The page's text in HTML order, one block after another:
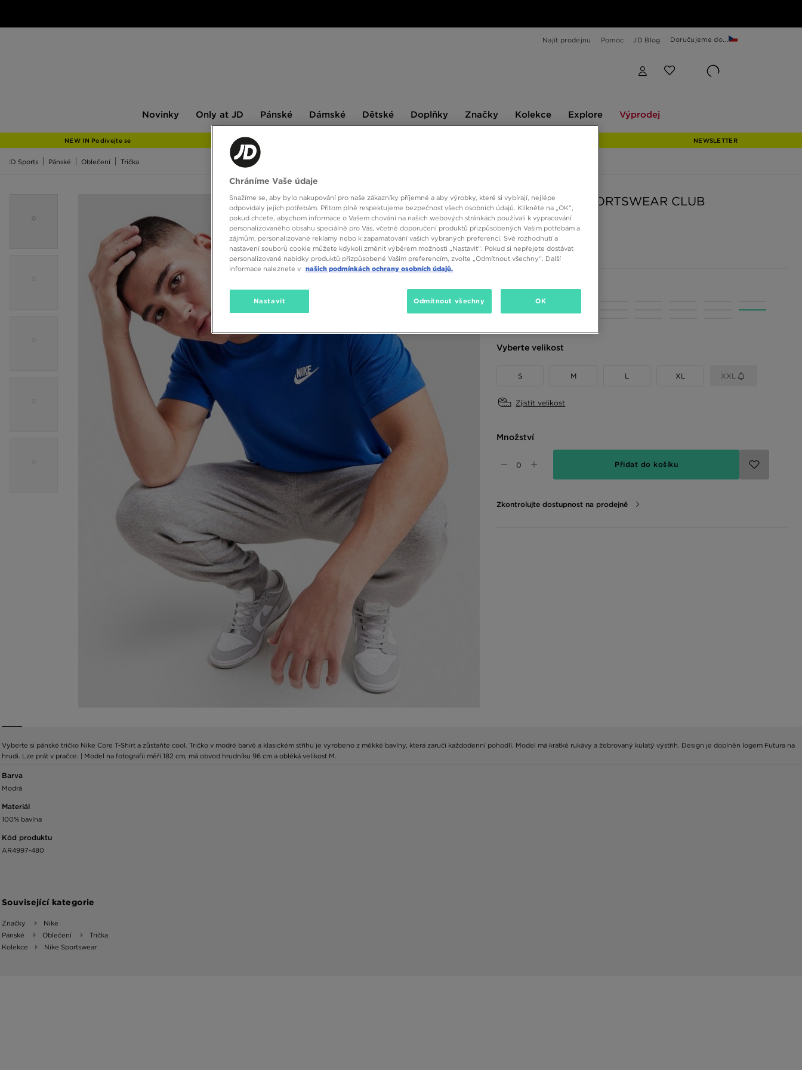
Najít prodejnu Pomoc JD Blog Doručujeme do...
Novinky
JD
Only at JD Pánské Dámské Dětské Doplňky Značky Kolekce Explore Výprodej
NEW IN Podívejte se NEWSLETTER
JD Sports Pánské Oblečení Trička
NIKE TRIČKO SPORTSWEAR CLUB
590 Kč
Dostupné barvy
Vyberte velikost
S M L XL XXL
Zjistit velikost
Množství
Přidat do košíku
Zkontrolujte dostupnost na prodejně
Vyberte si pánské tričko Nike Core T-Shirt a zůstaňte cool. Tričko v modré barvě a klasickém střihu je vyrobeno z měkké bavlny, která zaručí každodenní pohodlí. Model má krátké rukávy a žebrovaný kulatý výstřih. Design je doplněn logem Futura na
hrudi. Lze prát v pračce. | Model na fotografii měří 182 cm, má obvod hrudníku 96 cm a obléká velikost M.
Barva
Modrá
Materiál
100% bavlna
Kód produktu
AR4997-480
Související kategorie
Značky
Nike
Pánské
Oblečení
Trička
Kolekce
Nike Sportswear
Chráníme Vaše údaje
Snažíme se, aby bylo nakupování pro naše zákazníky příjemné a aby výrobky, které si vybírají, nejlépe
odpovídaly jejich potřebám. Přitom plně respektujeme bezpečnost všech osobních údajů. Klikněte na „OK“,
pokud chcete, abychom informace o Vašem chování na našich webových stránkách používali k vypracování
personalizovaného obsahu speciálně pro Vás, včetně doporučení produktů přizpůsobených Vašim potřebám a
zájmům, personalizované reklamy nebo k zapamatování vašich vybraných preferencí. Své rozhodnutí a
nastavení souborů cookie můžete kdykoli změnit výběrem možnosti „Nastavit“. Pokud si nepřejete dostávat
personalizované nabídky produktů přizpůsobené Vašim preferencím, zvolte „Odmítnout všechny“. Další
informace naleznete v našich podmínkách ochrany osobních údajů.
Nastavit Odmítnout všechny OK